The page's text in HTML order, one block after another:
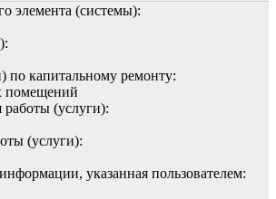
элемента (системы):
по капитальному ремонту:
помещений
(услуги):
(услуги):
указанная пользователем: